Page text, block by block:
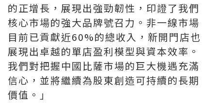
的正增長，展現出強勁韌性，印證了我們
核心市場的強大品牌號召力。非一線市場
目前已貢獻近60%的總收入，新開門店也
展現出卓越的單店盈利模型與資本效率。
我們對把握中國比薩市場的巨大機遇充滿
信心，並將繼續為股東創造可持續的長期
價值。」